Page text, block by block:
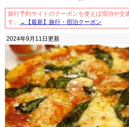
旅行予約サイトのクーポンを使えば宿泊や交
す。
→【最新】旅行・宿泊クーポン
2024年9月11日 更新